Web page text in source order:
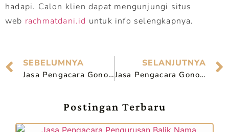
hadapi. Calon klien dapat mengunjungi situs
web rachmatdani.id untuk info selengkapnya.
SEBELUMNYA
Jasa Pengacara Gono Gini di Mojokerto
SELANJUTNYA
Jasa Pengacara Gono Gini di Probolinggo
Postingan Terbaru